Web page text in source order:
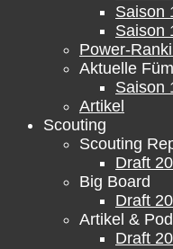
Saison
Saison
Power-
Aktuelle
Saison
Artikel
Scouting
Scouting
Draft
Big Board
Draft
Artikel &
Draft